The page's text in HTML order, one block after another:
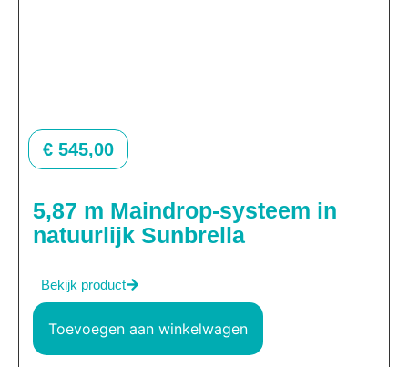
€ 545,00
5,87 m Maindrop-systeem in
natuurlijk Sunbrella
Bekijk product
Toevoegen aan winkelwagen